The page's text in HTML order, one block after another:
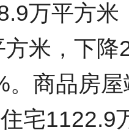
万平方
米，下
。商品房
宅1122.9